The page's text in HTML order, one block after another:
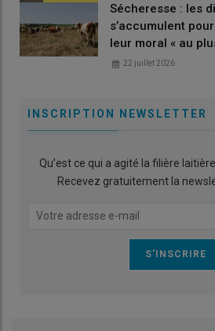
Sécheresse : les
s’accumulent
leur moral « au
22 juillet 2026
INSCRIPTION NEWSLETTER
Qu’est ce qui a agité la filière
Recevez gratuitement la